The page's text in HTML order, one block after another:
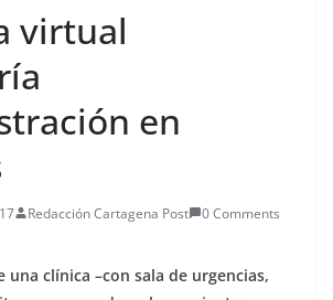
virtual
en
Redacción Cartagena Post
0 Comments
una clínica –con sala de urgencias,